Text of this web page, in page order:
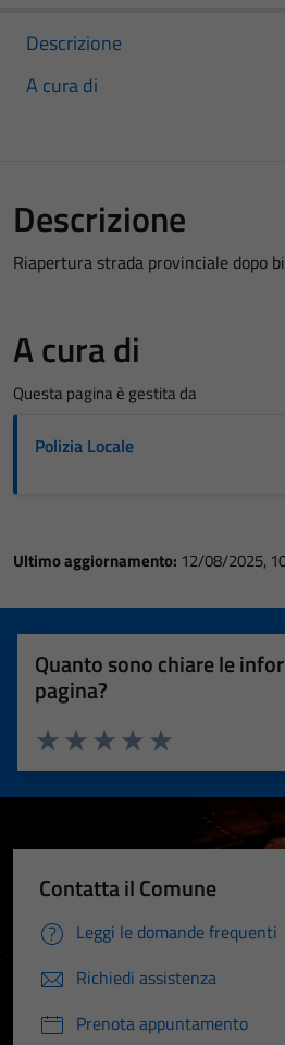
Descrizione
A cura di
Descrizione
Riapertura strada provinciale dopo
A cura di
Questa pagina è gestita da
Polizia Locale
Ultimo aggiornamento: 12/08/2025,
Quanto sono chiare le
pagina?
Valuta 5 stelle su
Valuta 4 stelle su 5
Valuta 3 stelle su 5
Valuta 2 stelle su 5
Valuta 1 stelle su 5
Contatta il Comune
Leggi le domande frequenti
Richiedi assistenza
Prenota appuntamento